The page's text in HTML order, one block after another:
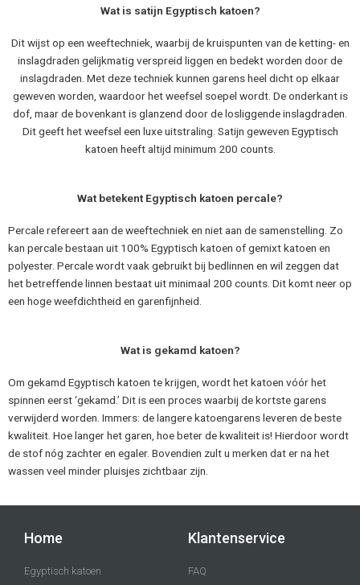
Wat is satijn Egyptisch katoen?
Dit wijst op een weeftechniek, waarbij de kruispunten van de ketting- en
inslagdraden gelijkmatig verspreid liggen en bedekt worden door de
inslagdraden. Met deze techniek kunnen garens heel dicht op elkaar
geweven worden, waardoor het weefsel soepel wordt. De onderkant is
dof, maar de bovenkant is glanzend door de losliggende inslagdraden.
Dit geeft het weefsel een luxe uitstraling. Satijn geweven Egyptisch
katoen heeft altijd minimum 200 counts.
Wat betekent Egyptisch katoen percale?
Percale refereert aan de weeftechniek en niet aan de samenstelling. Zo
kan percale bestaan uit 100% Egyptisch katoen of gemixt katoen en
polyester. Percale wordt vaak gebruikt bij bedlinnen en wil zeggen dat
het betreffende linnen bestaat uit minimaal 200 counts. Dit komt neer op
een hoge weefdichtheid en garenfijnheid.
Wat is gekamd katoen?
Om gekamd Egyptisch katoen te krijgen, wordt het katoen vóór het
spinnen eerst ‘gekamd.’ Dit is een proces waarbij de kortste garens
verwijderd worden. Immers: de langere katoengarens leveren de beste
kwaliteit. Hoe langer het garen, hoe beter de kwaliteit is! Hierdoor wordt
de stof nóg zachter en egaler. Bovendien zult u merken dat er na het
wassen veel minder pluisjes zichtbaar zijn.
Home
Egyptisch katoen
Klantenservice
FAQ